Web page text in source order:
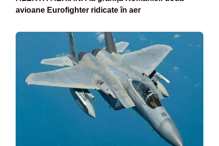
avioane Eurofighter ridicate în aer